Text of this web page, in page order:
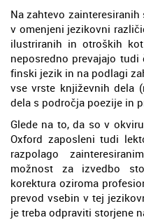
Na zahtevo
v omenjeni jezikovni
ilustriranih in otroških
neposredno prevajajo
finski jezik in na podlagi
vse vrste književnih dela
dela s področja poezije in
Glede na to, da so v
Oxford zaposleni tudi
razpolago
možnost za izvedbo
korektura oziroma
prevod vsebin v tej
je treba odpraviti storjene